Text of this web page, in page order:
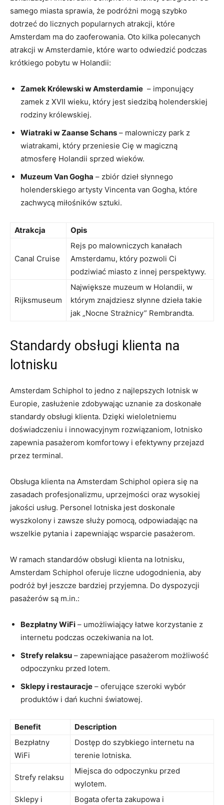
samego miasta sprawia, że podróżni mogą szybko
⁣dotrzeć‍ do licznych popularnych⁢ atrakcji, które
Amsterdam ‌ma do⁣ zaoferowania. Oto kilka polecanych
atrakcji w Amsterdamie, które warto odwiedzić‍ podczas‍
krótkiego pobytu w Holandii:
Zamek​ Królewski w Amsterdamie ‌ – imponujący
zamek z XVII ‌wieku, który jest ⁢siedzibą holenderskiej
rodziny królewskiej.
Wiatraki ​w Zaanse Schans – ‍malowniczy park z
wiatrakami,⁣ który przeniesie Cię‍ w magiczną
⁤atmosferę Holandii‍ sprzed wieków.
Muzeum Van Gogha – zbiór dzieł słynnego
holenderskiego artysty ⁣Vincenta van Gogha, które
‌zachwycą miłośników sztuki.
Atrakcja Opis
Canal Cruise
Rejs po malowniczych kanałach
Amsterdamu, który pozwoli Ci
podziwiać miasto z innej perspektywy.
Rijksmuseum
Największe muzeum w ‌Holandii, w⁢
którym ⁤znajdziesz słynne dzieła takie⁤
jak „Nocne Strażnicy” Rembrandta.
Standardy obsługi klienta na
lotnisku
Amsterdam Schiphol ‌to jedno z najlepszych lotnisk w​
Europie, zasłużenie zdobywając uznanie za doskonałe​
standardy obsługi‌ klienta. ​Dzięki wieloletniemu
doświadczeniu​ i innowacyjnym rozwiązaniom, lotnisko
zapewnia pasażerom komfortowy i efektywny ⁢przejazd
przez ‍terminal.
Obsługa⁤ klienta na Amsterdam ⁣Schiphol​ opiera się na
⁤zasadach profesjonalizmu, uprzejmości oraz ⁢wysokiej
⁤jakości usług. Personel lotniska jest doskonale
wyszkolony i ⁢zawsze służy pomocą,⁤ odpowiadając na
wszelkie pytania i zapewniając wsparcie pasażerom.
W ramach standardów obsługi klienta na lotnisku,
Amsterdam Schiphol oferuje liczne udogodnienia, aby
podróż był jeszcze bardziej przyjemna. Do ⁢dyspozycji
pasażerów są m.in.:
Bezpłatny ‌WiFi – ⁣umożliwiający łatwe korzystanie ‍z
internetu podczas oczekiwania na lot.
Strefy⁤ relaksu – zapewniające pasażerom możliwość
odpoczynku⁤ przed‌ lotem.
Sklepy i restauracje –​ oferujące⁣ szeroki⁢ wybór⁢
produktów ‍i dań‌ kuchni światowej.
Benefit
Description
Bezpłatny
WiFi
Dostęp do szybkiego internetu‌ na
terenie lotniska.
Strefy relaksu
Miejsca do odpoczynku‌ przed‍
wylotem.
Sklepy i
Bogata oferta zakupowa i‌